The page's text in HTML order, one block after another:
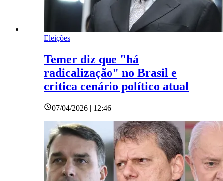
Eleições
Temer diz que "há
radicalização" no Brasil e
critica cenário político atual
07/04/2026 | 12:46